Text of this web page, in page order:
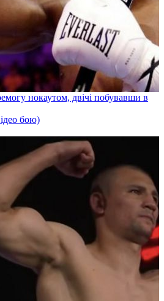
нокаутом, двічі побувавши в
бою)